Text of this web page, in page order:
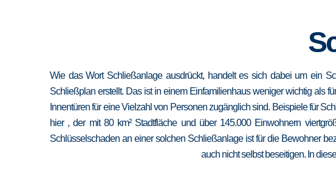
Wie das Wort Schließanlage ausdrückt, handelt es sich dabei um ein
Schließplan erstellt. Das ist in einem Einfamilienhaus weniger wichtig als
Innentüren für eine Vielzahl von Personen zugänglich sind. Beispiele für
hier , der mit 80 km² Stadtfläche und über 145.000 Einwohnern
Schlüsselschaden an einer solchen Schließanlage ist für die Bewohner
auch nicht selbst beseitigen. In